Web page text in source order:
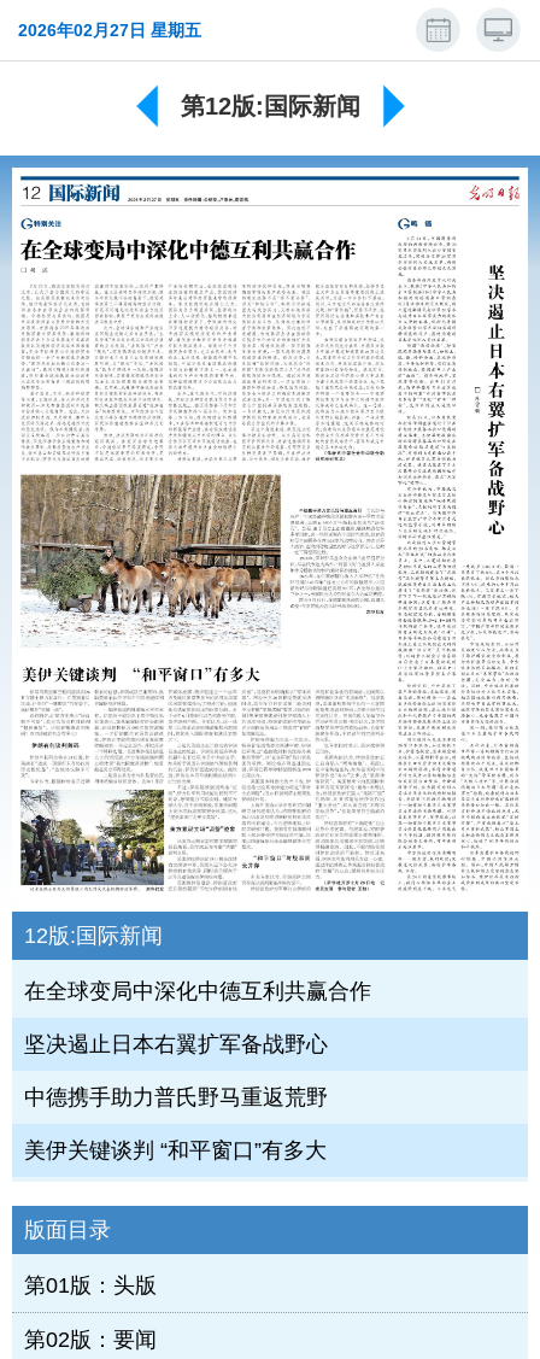
2026年02月27日 星期五
第12版:国际新闻
12版: 国际新闻
在全球变局中深化中德互利共赢合作
坚决遏止日本右翼扩军备战野心
中德携手助力普氏野马重返荒野
美伊关键谈判 “和平窗口”有多大
版面目录
第01版：头版
第02版：要闻